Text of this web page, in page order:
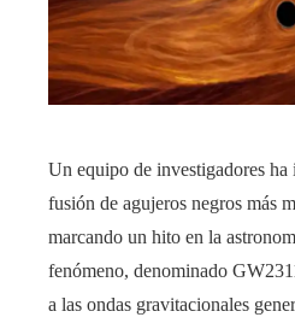
Un equipo de investigadores
fusión de agujeros negros más
marcando un hito en la
fenómeno, denominado
a las ondas gravitacionales